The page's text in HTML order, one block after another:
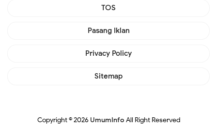
TOS
Pasang Iklan
Privacy Policy
Sitemap
Copyright ©2026 UmumInfo All Right Reserved